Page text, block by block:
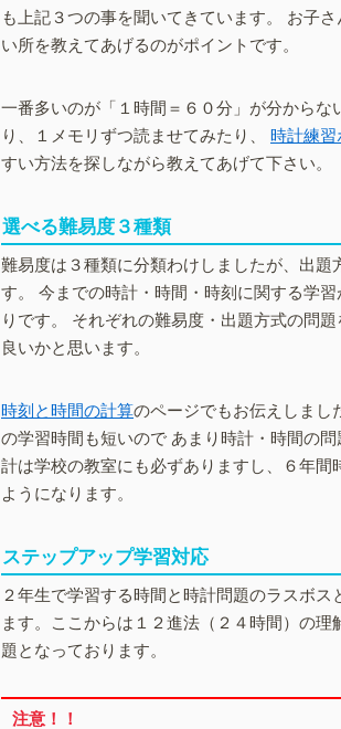
も上記３つの事を聞いてきています。 お子
い所を教えてあげるのがポイントです。
一番多いのが「１時間＝６０分」が分から
り、１メモリずつ読ませてみたり、 時計練習
すい方法を探しながら教えてあげて下さい。
選べる難易度３種類
難易度は３種類に分類わけしましたが、出
す。 今までの時計・時間・時刻に関する学
りです。 それぞれの難易度・出題方式の問
良いかと思います。
時刻と時間の計算のページでもお伝えしまし
の学習時間も短いので あまり時計・時間の
計は学校の教室にも必ずありますし、６年
ようになります。
ステップアップ学習対応
２年生で学習する時間と時計問題のラスボス
ます。ここからは１２進法（２４時間）の
題となっております。
注意！！